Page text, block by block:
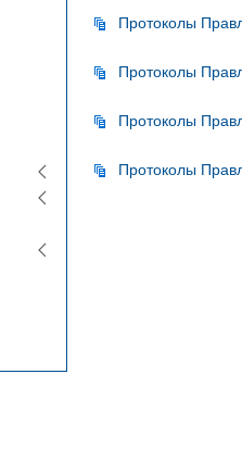
Протоколы
Протоколы
Протоколы
Протоколы